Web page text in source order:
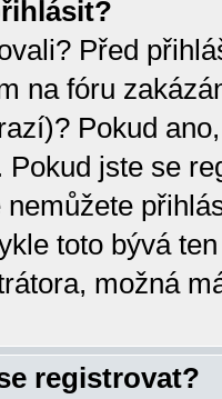
Před
na fóru
Pokud
Pokud jste se
toto bývá
možná
registrovat?